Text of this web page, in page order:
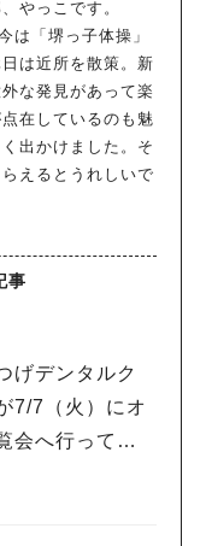
やっこです。
は「堺っ子体操」
は近所を散策。新
な発見があって楽
在しているのも魅
出かけました。そ
えるとうれしいで
事
げデンタルク
7/7（火）にオ
会へ行ってき
駅#深井駅 #ランチ#カフェ